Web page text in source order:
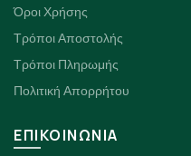
Όροι Χρήσης
Τρόποι Αποστολής
Τρόποι Πληρωμής
Πολιτική Απορρήτου
ΕΠΙΚΟΙΝΩΝΙΑ